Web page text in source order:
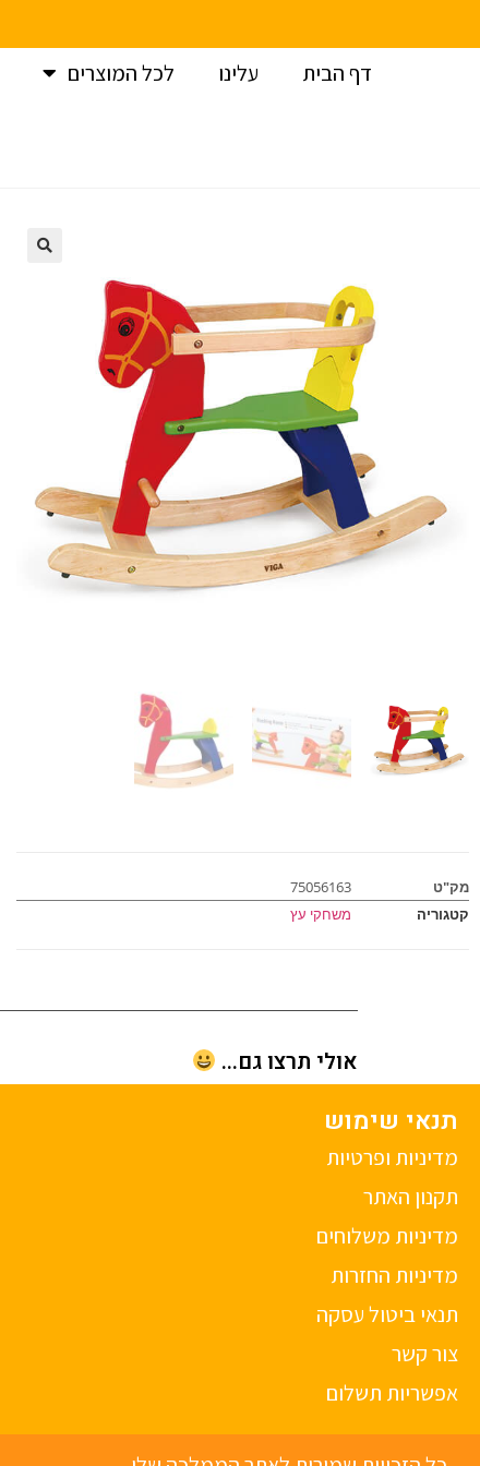
דף הבית עלינו לכל המוצרים
מק"ט
75056163
קטגוריה
משחקי עץ
אולי תרצו גם...
תנאי שימוש
מדיניות ופרטיות
תקנון האתר
מדיניות משלוחים
מדיניות החזרות
תנאי ביטול עסקה
צור קשר
אפשריות תשלום